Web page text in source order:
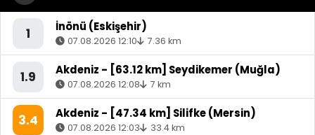
1 İnönü (Eskişehir)
07.08.2026 12:10 7.36 km
1.9 Akdeniz - [63.12 km] Seydikemer (Muğla)
07.08.2026 12:08 7 km
3.4 Akdeniz - [47.34 km] Silifke (Mersin)
07.08.2026 12:03 33.4 km